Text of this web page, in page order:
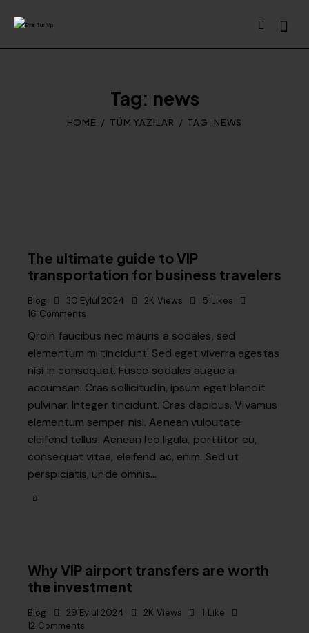
Tag: news
HOME TÜM YAZILAR TAG: NEWS
The ultimate guide to VIP
transportation for business travelers
Blog 30 Eylül 2024 2K Views 5 Likes
16 Comments
Qroin faucibus nec mauris a sodales, sed
elementum mi tincidunt. Sed eget viverra egestas
nisi in consequat. Fusce sodales augue a
accumsan. Cras sollicitudin, ipsum eget blandit
pulvinar. Integer tincidunt. Cras dapibus. Vivamus
elementum semper nisi. Aenean vulputate
eleifend tellus. Aenean leo ligula, porttitor eu,
consequat vitae, eleifend ac, enim. Sed ut
perspiciatis, unde omnis…
Why VIP airport transfers are worth
the investment
Blog 29 Eylül 2024 2K Views 1 Like
12 Comments